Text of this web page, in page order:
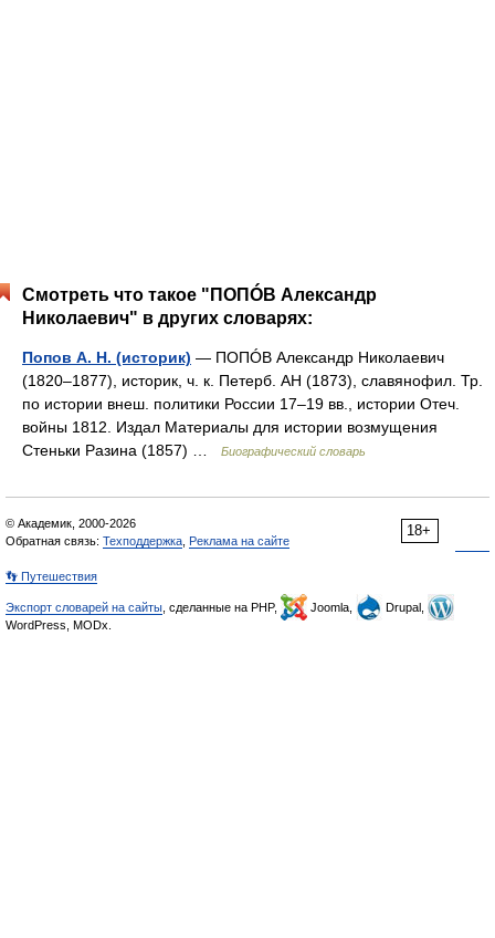
Смотреть что такое "ПОПÓВ Александр
Николаевич" в других словарях:
Попов А. Н. (историк) — ПОПÓВ Александр Николаевич
(1820–1877), историк, ч. к. Петерб. АН (1873), славянофил. Тр.
по истории внеш. политики России 17–19 вв., истории Отеч.
войны 1812. Издал Материалы для истории возмущения
Стеньки Разина (1857) …
Биографический словарь
18+
© Академик, 2000-2026
Обратная связь: Техподдержка Реклама на сайте
👣 Путешествия
Экспорт словарей на сайты , сделанные на PHP, Joomla,
Drupal,
WordPress, MODx.